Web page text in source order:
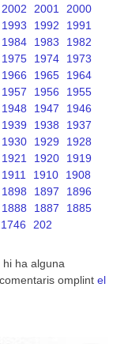
2002 2001
2000
1993 1992
1991
1984 1983
1982
1975 1974
1973
1966 1965
1964
1957 1956
1955
1948 1947
1946
1939 1938
1937
1930 1929
1928
1921 1920
1919
1911 1910
1908
1898 1897
1896
1888 1887
1885
1746 202
hi ha alguna
omplint el